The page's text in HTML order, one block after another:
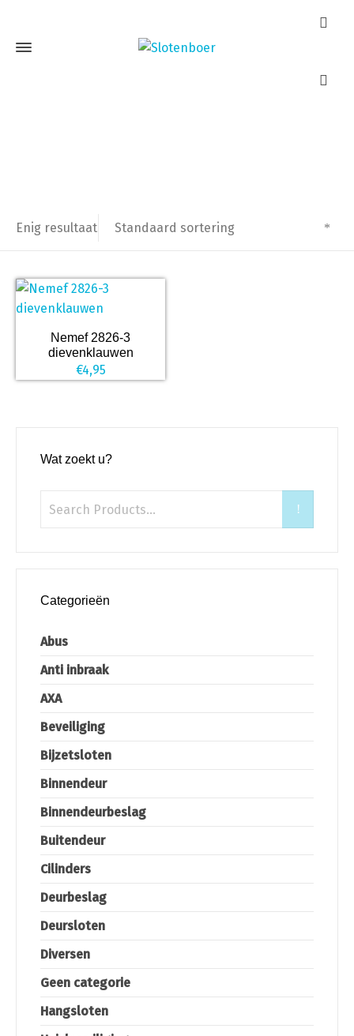
Enig resultaat Standaard sortering
Nemef 2826-3
dievenklauwen
€4,95
Wat zoekt u?
Categorieën
Abus
Anti inbraak
AXA
Beveiliging
Bijzetsloten
Binnendeur
Binnendeurbeslag
Buitendeur
Cilinders
Deurbeslag
Deursloten
Diversen
Geen categorie
Hangsloten